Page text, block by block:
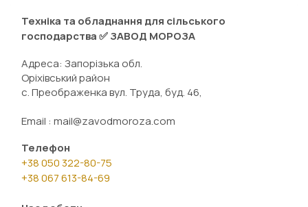
Техніка та обладнання для сільського
господарства ✅ ЗАВОД МОРОЗА
Адреса: Запорізька обл.
Оріхівський район
с. Преображенка вул. Труда, буд. 46,
Email : mail@zavodmoroza.com
Телефон
+38 050 322-80-75
+38 067 613-84-69